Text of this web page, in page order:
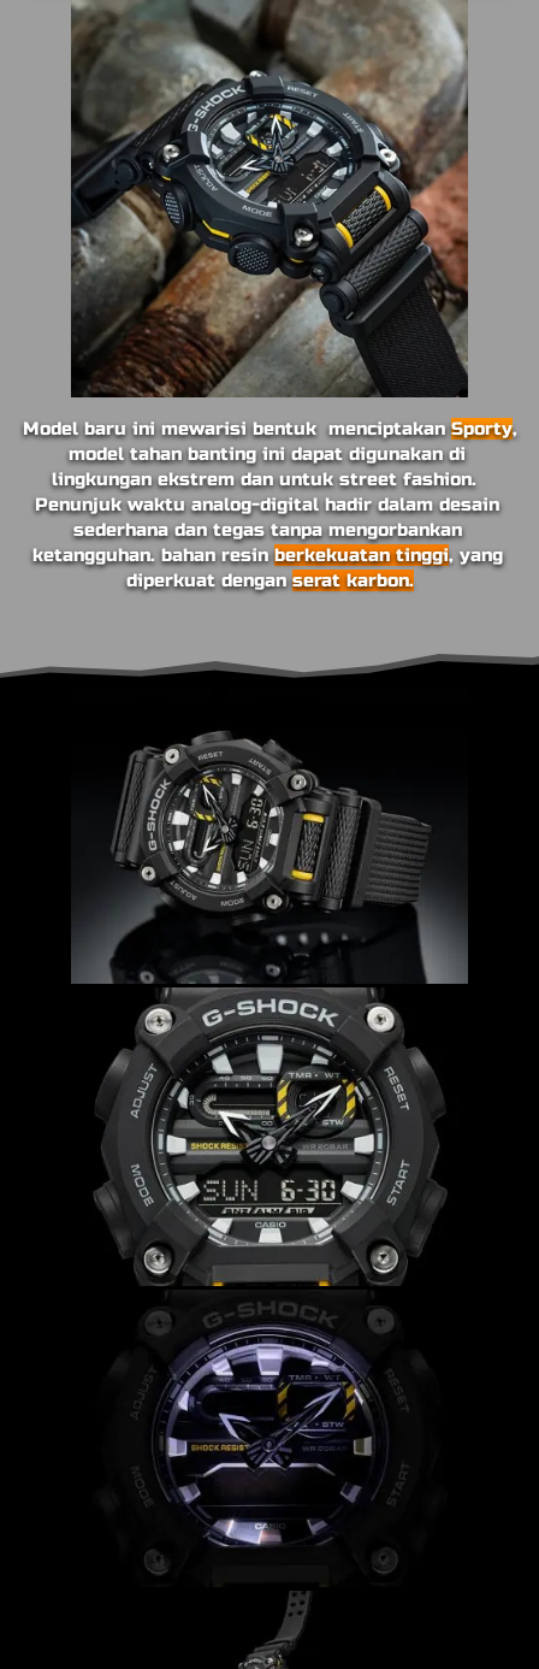
Model baru ini mewarisi bentuk menciptakan Sporty,
model tahan banting ini dapat digunakan di
lingkungan ekstrem dan untuk street fashion.
Penunjuk waktu analog-digital hadir dalam desain
sederhana dan tegas tanpa mengorbankan
ketangguhan. bahan resin berkekuatan tinggi, yang
diperkuat dengan serat karbon.